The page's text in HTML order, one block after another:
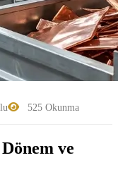
525 Okunma
ve